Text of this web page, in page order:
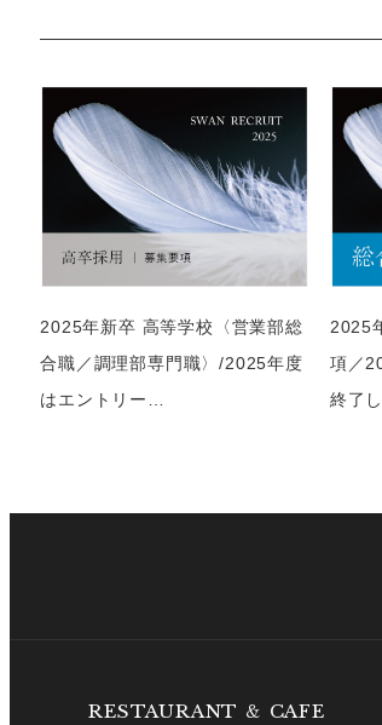
2025年新卒 高等学校〈営業部総
合職／調理部専門職〉/2025年度
はエントリー…
2025
項／
終了
RESTAURANT ＆ CAFE